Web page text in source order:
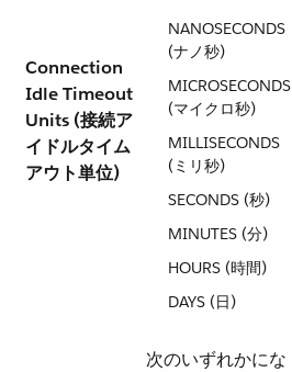
Connection
Idle Timeout
Units (接続ア
イドルタイム
アウト単位)
NANOSECONDS
(ナノ秒)
MICROSECONDS
(マイクロ秒)
MILLISECONDS
(ミリ秒)
SECONDS (秒)
MINUTES (分)
HOURS (時間)
DAYS (日)
次のいずれかにな